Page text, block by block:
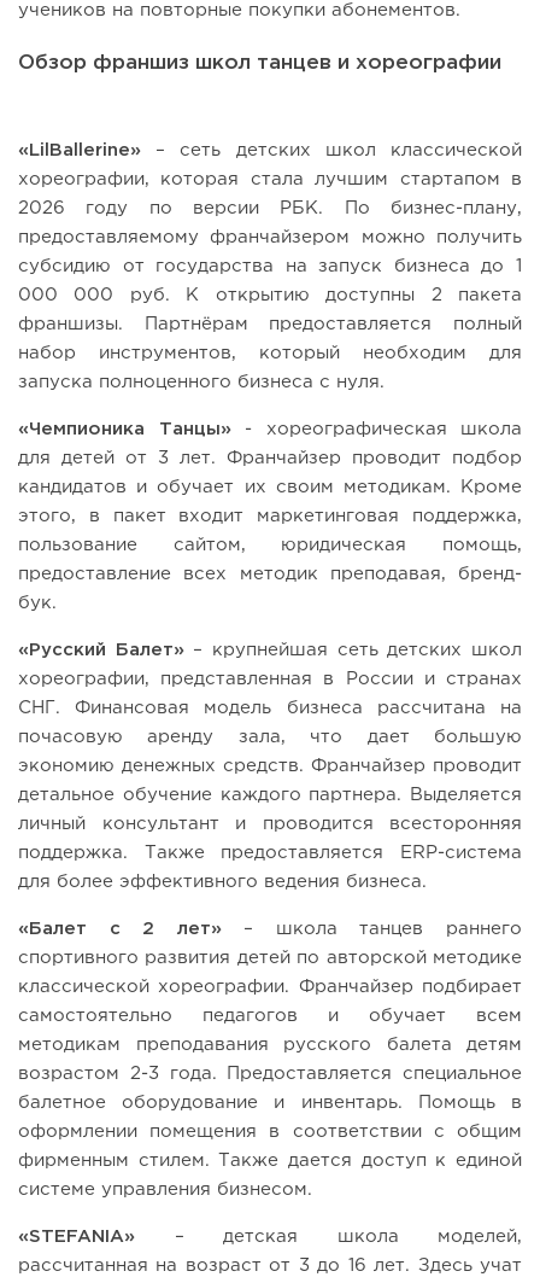
учеников на повторные покупки абонементов.
Обзор франшиз школ танцев и хореографии
«LilBallerine» – сеть детских школ классической
хореографии, которая стала лучшим стартапом в
2026 году по версии РБК. По бизнес-плану,
предоставляемому франчайзером можно получить
субсидию от государства на запуск бизнеса до 1
000 000 руб. К открытию доступны 2 пакета
франшизы. Партнёрам предоставляется полный
набор инструментов, который необходим для
запуска полноценного бизнеса с нуля.
«Чемпионика Танцы»- хореографическая школа
для детей от 3 лет. Франчайзер проводит подбор
кандидатов и обучает их своим методикам. Кроме
этого, в пакет входит маркетинговая поддержка,
пользование сайтом, юридическая помощь,
предоставление всех методик преподавая, бренд-
бук.
«Русский Балет»– крупнейшая сеть детских школ
хореографии, представленная в России и странах
СНГ. Финансовая модель бизнеса рассчитана на
почасовую аренду зала, что дает большую
экономию денежных средств. Франчайзер проводит
детальное обучение каждого партнера. Выделяется
личный консультант и проводится всесторонняя
поддержка. Также предоставляется ERP-система
для более эффективного ведения бизнеса.
«Балет с 2 лет»– школа танцев раннего
спортивного развития детей по авторской методике
классической хореографии. Франчайзер подбирает
самостоятельно педагогов и обучает всем
методикам преподавания русского балета детям
возрастом 2-3 года. Предоставляется специальное
балетное оборудование и инвентарь. Помощь в
оформлении помещения в соответствии с общим
фирменным стилем. Также дается доступ к единой
системе управления бизнесом.
«STEFANIA» – детская школа моделей,
рассчитанная на возраст от 3 до 16 лет. Здесь учат